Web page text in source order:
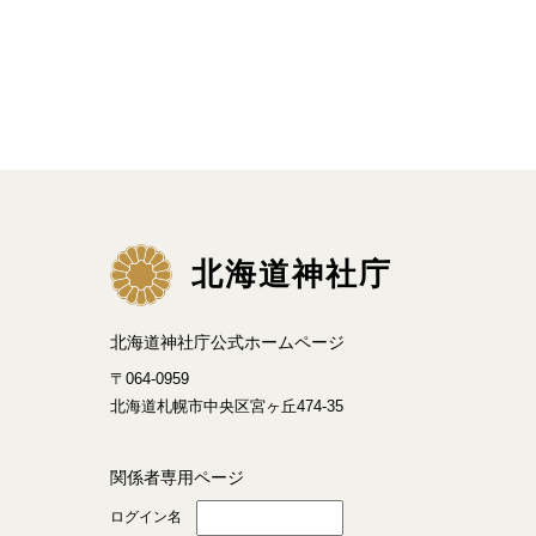
北海道神社庁
北海道神社庁公式ホームページ
〒064-0959
北海道札幌市中央区宮ヶ丘474-35
関係者専用ページ
ログイン名